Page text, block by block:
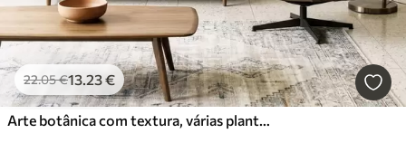
22.05€13 .23€